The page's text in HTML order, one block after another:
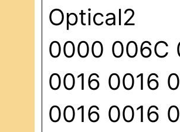
Optical2
0000 006C
0016 0016
0016 0016